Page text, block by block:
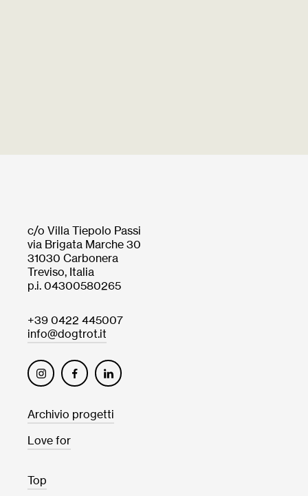
c/o Villa Tiepolo Passi
via Brigata Marche 30
31030 Carbonera
Treviso, Italia
p.i. 04300580265
+39 0422 445007
info@dogtrot.it
Archivio progetti
Love for
Top